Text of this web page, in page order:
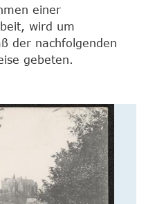
einer
wird um
der nachfolgenden
gebeten.